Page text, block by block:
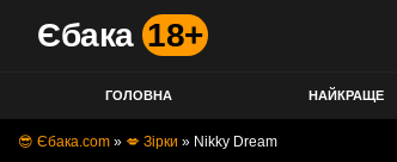
Єбака 18+
ГОЛОВНА НАЙКРАЩЕ
😎 Єбака.com » 💋 Зірки » Nikky Dream